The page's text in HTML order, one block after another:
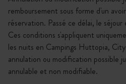
remboursement sous forme d'un
réservation. Passé ce délai, le
Ces conditions s'appliquent
les nuits en Campings Huttopia,
annulation ou modification possible
annulable et non modifiable.